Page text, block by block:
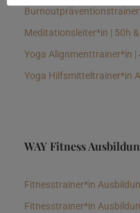
Meditationsleiter*in | 50h
Yoga Alignmenttrainer*in |
Yoga Hilfsmitteltrainer*in
WAY Fitness
Fitnesstrainer*in
Fitnesstrainer*in